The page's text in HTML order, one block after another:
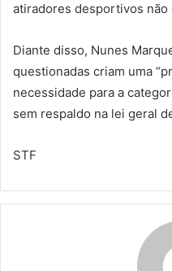
atiradores desportivos não
Diante disso, Nunes
questionadas criam uma
necessidade para a
sem respaldo na lei geral
STF